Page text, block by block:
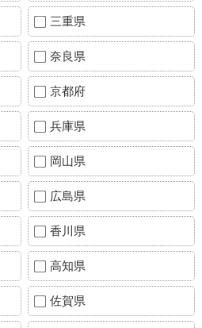
三重県
奈良県
京都府
兵庫県
岡山県
広島県
香川県
高知県
佐賀県